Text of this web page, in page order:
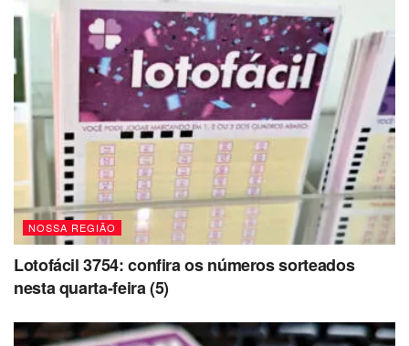
NOSSA REGIÃO
Lotofácil 3754: confira os números sorteados
nesta quarta-feira (5)